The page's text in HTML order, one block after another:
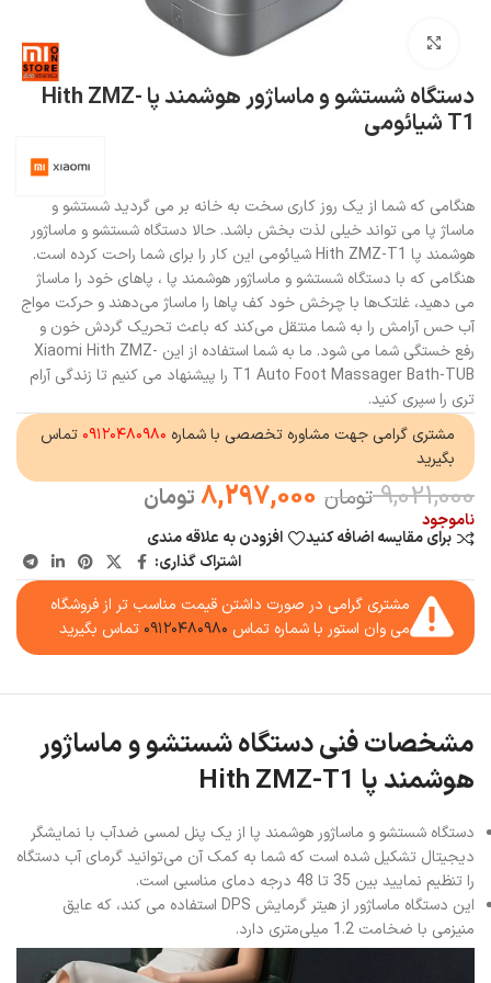
دستگاه شستشو و ماساژور هوشمند پا Hith ZMZ-
T1 شیائومی
هنگامی که شما از یک روز کاری سخت به خانه بر می گردید شستشو و
ماساژ پا می تواند خیلی لذت بخش باشد. حالا دستگاه شستشو و ماساژور
هوشمند پا Hith ZMZ-T1 شیائومی این کار را برای شما راحت کرده است.
هنگامی که با دستگاه شستشو و ماساژور هوشمند پا ، پاهای خود را ماساژ
می دهید، غلتک‌ها با چرخش خود کف پاها را ماساژ می‌دهند و حرکت مواج
آب حس آرامش را به شما منتقل می‌کند که باعث تحریک گردش خون و
رفع خستگی شما می شود. ما به شما استفاده از این Xiaomi Hith ZMZ-
T1 Auto Foot Massager Bath-TUB را پیشنهاد می کنیم تا زندگی آرام
تری را سپری کنید.
مشتری گرامی جهت مشاوره تخصصی با شماره ۰۹۱۲۰۴۸۰۹۸۰ تماس
بگیرید
9,021,000 تومان 8,297,000 تومان
ناموجود
برای مقایسه اضافه کنید
افزودن به علاقه مندی
اشتراک گذاری:
مشتری گرامی در صورت داشتن قیمت مناسب تر از فروشگاه
می وان استور با شماره تماس ۰۹۱۲۰۴۸۰۹۸۰ تماس بگیرید
مشخصات فنی دستگاه شستشو و ماساژور
هوشمند پا Hith ZMZ-T1
دستگاه شستشو و ماساژور هوشمند پا از یک پنل لمسی ضدآب با نمایشگر
دیجیتال تشکیل شده است که شما به کمک آن می‌توانید گرمای آب دستگاه
را تنظیم نمایید بین 35 تا 48 درجه دمای مناسبی است.
این دستگاه ماساژور از هیتر گرمایش DPS استفاده می کند، که عایق
منیزمی با ضخامت 1.2 میلی‌متری دارد.